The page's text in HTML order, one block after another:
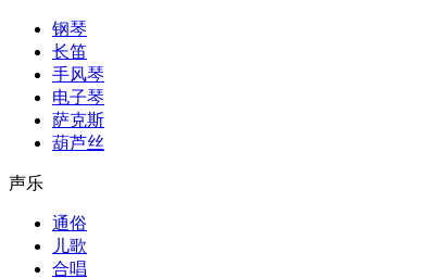
钢琴
长笛
手风琴
电子琴
萨克斯
葫芦丝
声乐
通俗
儿歌
合唱